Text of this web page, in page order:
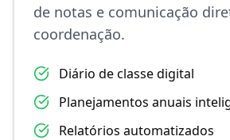
de notas e comunicação
coordenação.
Diário de classe digital
Planejamentos anuais
Relatórios automatizados